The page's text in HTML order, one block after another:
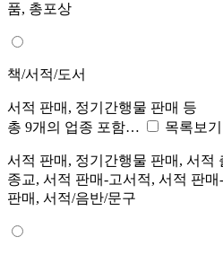
품, 총포상
책/서적/도서
서적 판매, 정기간행물 판매 등
총 9개의 업종 포함…
목록보기
서적 판매, 정기간행물 판매, 서적
종교, 서적 판매-고서적, 서적 판
판매, 서적/음반/문구